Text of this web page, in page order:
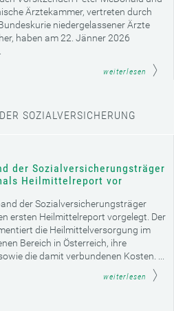
Ärztekammer, vertreten durch
niedergelassener Ärzte
haben am 22. Jänner 2026
weiterlesen
SOZIALVERSICHERUNG
der Sozialversicherungsträger
Heilmittelreport vor
der Sozialversicherungsträger
ersten Heilmittelreport vorgelegt. Der
die Heilmittelversorgung im
Bereich in Österreich, ihre
die damit verbundenen Kosten. ...
weiterlesen